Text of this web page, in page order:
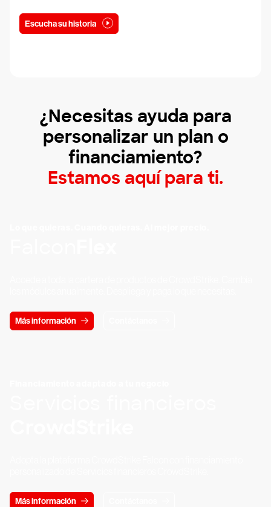
Escucha su historia
¿Necesitas ayuda para
personalizar un plan o
financiamiento?
Estamos aquí para ti.
Más información
Más información